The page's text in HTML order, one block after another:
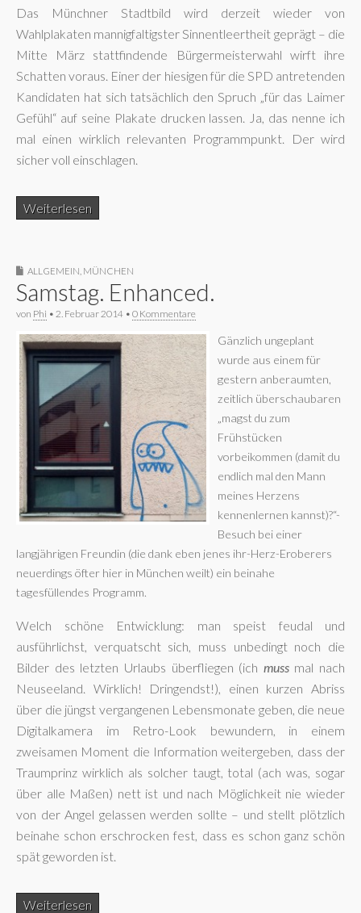
Das Münchner Stadtbild wird derzeit wieder von
Wahlplakaten mannigfaltigster Sinnentleertheit geprägt – die
Mitte März stattfindende Bürgermeisterwahl wirft ihre
Schatten voraus. Einer der hiesigen für die SPD antretenden
Kandidaten hat sich tatsächlich den Spruch „für das Laimer
Gefühl“ auf seine Plakate drucken lassen. Ja, das nenne ich
mal einen wirklich relevanten Programmpunkt. Der wird
sicher voll einschlagen.
Weiterlesen
ALLGEMEIN MÜNCHEN
Samstag. Enhanced.
von Phi • 2. Februar 2014 • 0 Kommentare
Gänzlich ungeplant
wurde aus einem für
gestern anberaumten,
zeitlich überschaubaren
„magst du zum
Frühstücken
vorbeikommen (damit du
endlich mal den Mann
meines Herzens
kennenlernen kannst)?“-
Besuch bei einer
langjährigen Freundin (die dank eben jenes ihr-Herz-Eroberers
neuerdings öfter hier in München weilt) ein beinahe
tagesfüllendes Programm.
Welch schöne Entwicklung: man speist feudal und
ausführlichst, verquatscht sich, muss unbedingt noch die
Bilder des letzten Urlaubs überfliegen (ich mussmal nach
Neuseeland. Wirklich! Dringendst!), einen kurzen Abriss
über die jüngst vergangenen Lebensmonate geben, die neue
Digitalkamera im Retro-Look bewundern, in einem
zweisamen Moment die Information weitergeben, dass der
Traumprinz wirklich als solcher taugt, total (ach was, sogar
über alle Maßen) nett ist und nach Möglichkeit nie wieder
von der Angel gelassen werden sollte – und stellt plötzlich
beinahe schon erschrocken fest, dass es schon ganz schön
spät geworden ist.
Weiterlesen